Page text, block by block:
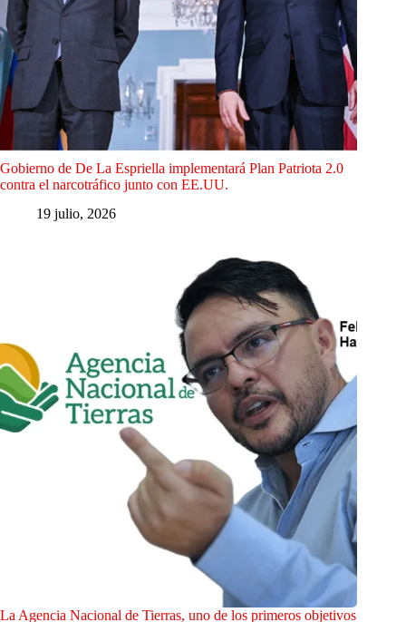
Gobierno de De La Espriella implementará Plan Patriota 2.0
contra el narcotráfico junto con EE.UU.
19 julio, 2026
La Agencia Nacional de Tierras, uno de los primeros objetivos